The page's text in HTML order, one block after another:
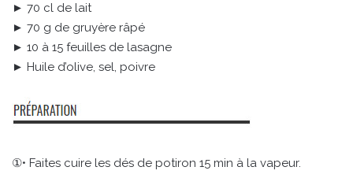
► 70 cl de lait
► 70 g de gruyère râpé
► 10 à 15 feuilles de lasagne
► Huile d’olive, sel, poivre
①• Faites cuire les dés de potiron 15 min à la vapeur.